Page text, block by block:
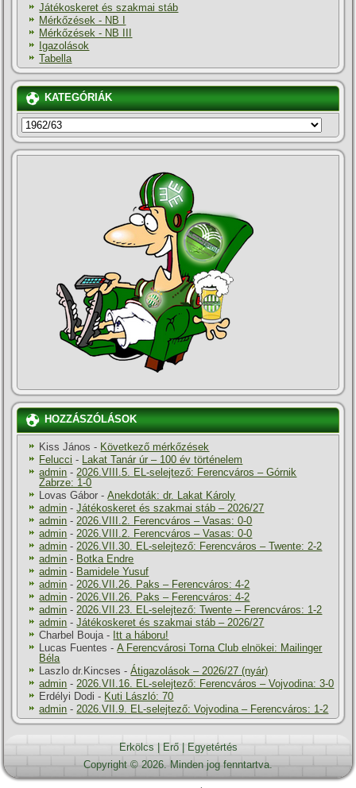
Játékoskeret és szakmai stáb
Mérkőzések - NB I
Mérkőzések - NB III
Igazolások
Tabella
KATEGÓRIÁK
KATEGÓRIÁK
HOZZÁSZÓLÁSOK
Kiss János - Következő mérkőzések
Felucci -
Lakat Tanár úr – 100 év történelem
admin - 2026.VIII.5. EL-selejtező: Ferencváros – Górnik
Zabrze: 1-0
Lovas Gábor -Anekdoták: dr. Lakat Károly
admin -Játékoskeret és szakmai stáb – 2026/27
admin - 2026.VIII.2. Ferencváros – Vasas: 0-0
admin - 2026.VIII.2. Ferencváros – Vasas: 0-0
admin - 2026.VII.30. EL-selejtező: Ferencváros – Twente: 2-2
admin - Botka Endre
admin - Bamidele Yusuf
admin - 2026.VII.26. Paks – Ferencváros: 4-2
admin - 2026.VII.26. Paks – Ferencváros: 4-2
admin - 2026.VII.23. EL-selejtező: Twente – Ferencváros: 1-2
admin -Játékoskeret és szakmai stáb – 2026/27
Charbel Bouja - Itt a háboru!
Lucas Fuentes -A Ferencvárosi Torna Club elnökei: Mailinger
Béla
Laszlo dr.Kincses -Átigazolások – 2026/27 (nyár)
admin - 2026.VII.16. EL-selejtező: Ferencváros – Vojvodina: 3-0
Erdélyi Dodi - Kuti László: 70
admin - 2026.VII.9. EL-selejtező: Vojvodina – Ferencváros: 1-2
Erkölcs Erő|
Egyetértés
Copyright © 2026. Minden jog fenntartva.